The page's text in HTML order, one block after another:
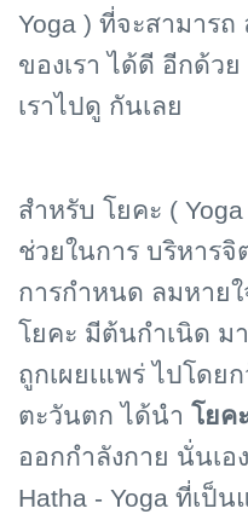
Yoga ) ที่จะสามารถ
ของเรา ได้ดี อีกด้ว
เราไปดู กันเลย
สำหรับ โยคะ ( Yoga
ช่วยในการ บริหาร
การกำหนด ลมหาย
โยคะ มีต้นกำเนิด ม
ถูกเผยเแพร่ ไปโดย
ตะวันตก ได้นำ โยค
ออกกำลังกาย นั่นเ
Hatha - Yoga ที่เป็น